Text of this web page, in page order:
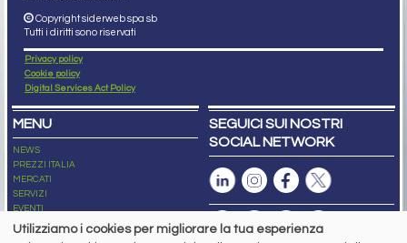
Copyright siderweb spa sb
Tutti i diritti sono riservati
Privacy policy
Cookie policy
Digital Services Act Policy
MENU
NEWS
PREZZI ITALIA
MERCATI
SERVIZI
EVENTI
ABBONAMENTI
SEGUICI SUI NOSTRI
SOCIAL NETWORK
Utilizziamo i cookies per migliorare la tua esperienza